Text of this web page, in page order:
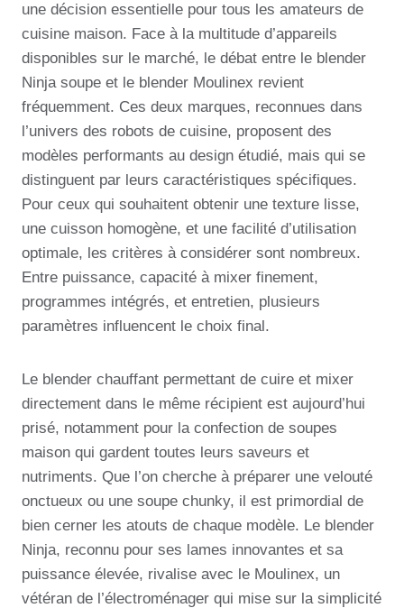
une décision essentielle pour tous les amateurs de
cuisine maison. Face à la multitude d’appareils
disponibles sur le marché, le débat entre le blender
Ninja soupe et le blender Moulinex revient
fréquemment. Ces deux marques, reconnues dans
l’univers des robots de cuisine, proposent des
modèles performants au design étudié, mais qui se
distinguent par leurs caractéristiques spécifiques.
Pour ceux qui souhaitent obtenir une texture lisse,
une cuisson homogène, et une facilité d’utilisation
optimale, les critères à considérer sont nombreux.
Entre puissance, capacité à mixer finement,
programmes intégrés, et entretien, plusieurs
paramètres influencent le choix final.
Le blender chauffant permettant de cuire et mixer
directement dans le même récipient est aujourd’hui
prisé, notamment pour la confection de soupes
maison qui gardent toutes leurs saveurs et
nutriments. Que l’on cherche à préparer une velouté
onctueux ou une soupe chunky, il est primordial de
bien cerner les atouts de chaque modèle. Le blender
Ninja, reconnu pour ses lames innovantes et sa
puissance élevée, rivalise avec le Moulinex, un
vétéran de l’électroménager qui mise sur la simplicité